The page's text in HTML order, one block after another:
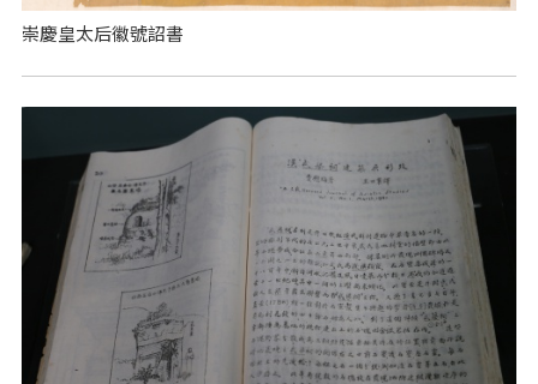
崇慶皇太后徽號詔書